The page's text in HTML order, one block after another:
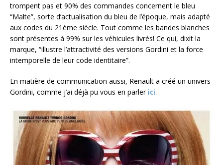
trompent pas et 90% des commandes concernent le bleu
“Malte”, sorte d’actualisation du bleu de l’époque, mais adapté
aux codes du 21ème siècle. Tout comme les bandes blanches
sont présentes à 99% sur les véhicules livrés! Ce qui, dixit la
marque, “illustre l’attractivité des versions Gordini et la force
intemporelle de leur code identitaire”.
En matière de communication aussi, Renault a créé un univers
Gordini, comme j’ai déjà pu vous en parler ici.